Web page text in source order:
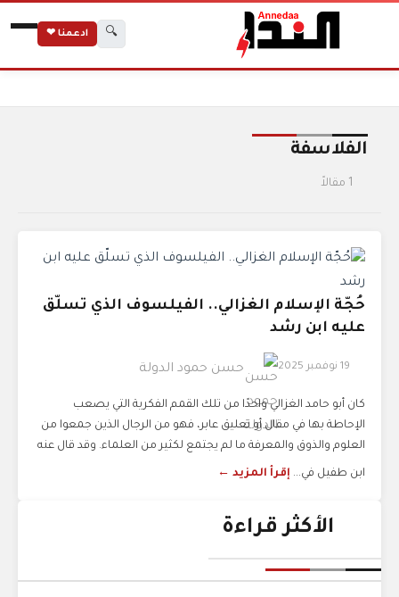
🔍 ادعمنا ❤
الفلاسفة
1 مقالاً
حُجّة الإسلام الغزالي.. الفيلسوف الذي تسلّق
عليه ابن رشد
19 نوفمبر 2025 حسن حمود الدولة
كان أبو حامد الغزالي واحدًا من تلك القمم الفكرية التي يصعب
الإحاطة بها في مقال أو تعليق عابر، فهو من الرجال الذين جمعوا من
العلوم والذوق والمعرفة ما لم يجتمع لكثير من العلماء. وقد قال عنه
ابن طفيل في... إقرأ المزيد ←
الأكثر قراءة